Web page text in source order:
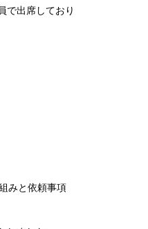
で出席しており
みと依頼事項